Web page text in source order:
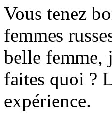
Vous tenez
femmes
belle femme,
faites quoi ?
expérience.